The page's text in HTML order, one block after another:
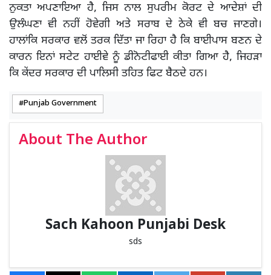
ਨੁਕਤਾ ਅਪਣਾਇਆ ਹੈ, ਜਿਸ ਨਾਲ ਸੁਪਰੀਮ ਕੋਰਟ ਦੇ ਆਦੇਸ਼ਾਂ ਦੀ
ਉਲੰਘਣਾ ਵੀ ਨਹੀਂ ਹੋਵੇਗੀ ਅਤੇ ਸਰਾਬ ਦੇ ਠੇਕੇ ਵੀ ਬਚ ਜਾਣਗੇ।
ਹਾਲਾਂਕਿ ਸਰਕਾਰ ਵਲੋਂ ਤਰਕ ਦਿੱਤਾ ਜਾ ਰਿਹਾ ਹੈ ਕਿ ਬਾਈਪਾਸ ਬਣਨ ਦੇ
ਕਾਰਨ ਇਨਾਂ ਸਟੇਟ ਹਾਈਵੇ ਨੂੰ ਡੀਨੋਟੀਫਾਈ ਕੀਤਾ ਗਿਆ ਹੈ, ਜਿਹੜਾ
ਕਿ ਕੇਂਦਰ ਸਰਕਾਰ ਦੀ ਪਾਲਿਸੀ ਤਹਿਤ ਫਿਟ ਬੈਠਦੇ ਹਨ।
Punjab Government
About The Author
Sach Kahoon Punjabi Desk
sds